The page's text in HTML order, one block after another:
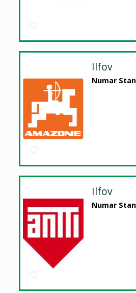
Ilfov
Numar
Ilfov
Numar